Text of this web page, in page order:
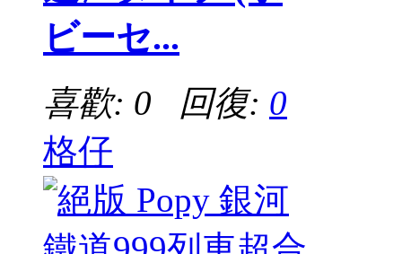
ビーセ...
喜歡: 0 回復: 0
格仔